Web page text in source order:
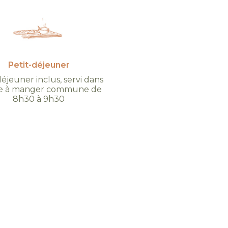
Petit-déjeuner
inclus, servi dans
à manger commune de
8h30 à 9h30